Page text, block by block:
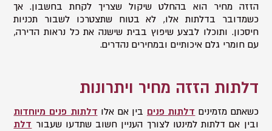
הזזה מחיר הוא בהחלט שיקול שצריך לקחת בחשבון. אך
כשמדובר בדלתות אלו, לא בטוח שתצטרכו לשבור תכניות
חיסכון. ותוכלו לבצע שיפוץ בבית שישנה את כל נראות הדירה,
עם חומרי גלם איכותיים ובמחירים נהדרים.
דלתות הזזה מחיר ויתרונות
כשאתם מזמינים דלתות פנים בין אם אלו דלתות פנים מיוחדות
ובין אם דלתות למינטו לצורך העניין חשוב שתדעו שעבור דלת